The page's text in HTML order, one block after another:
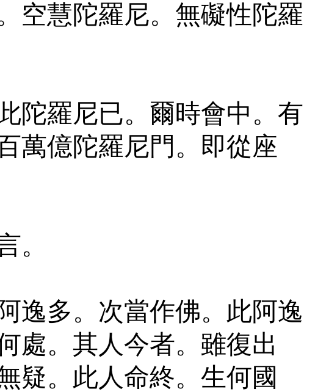
空慧陀羅尼。無礙性陀羅
陀羅尼已。爾時會中。有
萬億陀羅尼門。即從座
。
逸多。次當作佛。此阿逸
處。其人今者。雖復出
疑。此人命終。生何國